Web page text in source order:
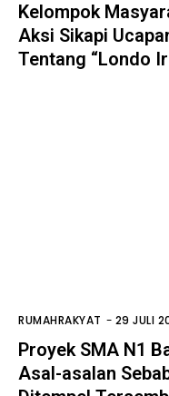
Kelompok
Aksi Sikapi
Tentang “Londo
RUMAHRAKYAT - 29 JULI
Proyek SMA N1
Asal-asalan